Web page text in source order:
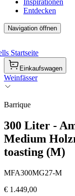
Inspirationen
Entdecken
Navigation öffnen
Startseite
Einkaufswagen
Weinfässer
Barrique
300 Liter -
Medium
toasting (M)
MFA300MG27-M
€ 1.449,00